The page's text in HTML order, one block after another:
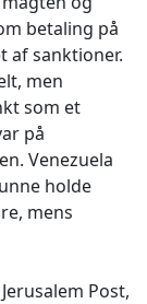
betaling på
af sanktioner.
men
som et
på
Venezuela
holde
mens
Post,